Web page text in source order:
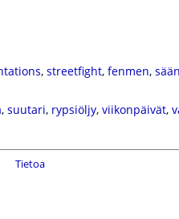
, streetfight, fenmen,
, suutari, rypsiöljy, viikonpäivät,
Tietoa